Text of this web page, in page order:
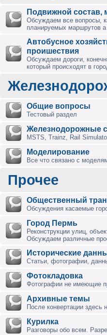
Подвижной состав,
Обсуждаем все вопросы,
планируемых маршрутов
Автобусное
проишествия
Обсуждаем дороги,
который происходят в
Общие вопросы
Тестовый раздел
Железнодорожные
MSTS, Trainz, Rail
Моделирование
Все что связано с
Прочее
Общественный
Обсуждения касаемые
Город Пермь
Реконструкции улиц,
Обсуждаем различные
Исторические
Статьи, фотографии,
Фотокладовка
Фотографии не имеющие
Архивные темы
После конвертации здесь
Курилка
Разговоры обо всем.